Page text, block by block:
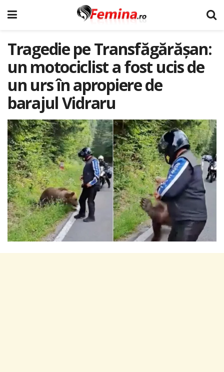
Tragedie pe Transfăgărășan:
un motociclist a fost ucis de
un urs în apropiere de
barajul Vidraru